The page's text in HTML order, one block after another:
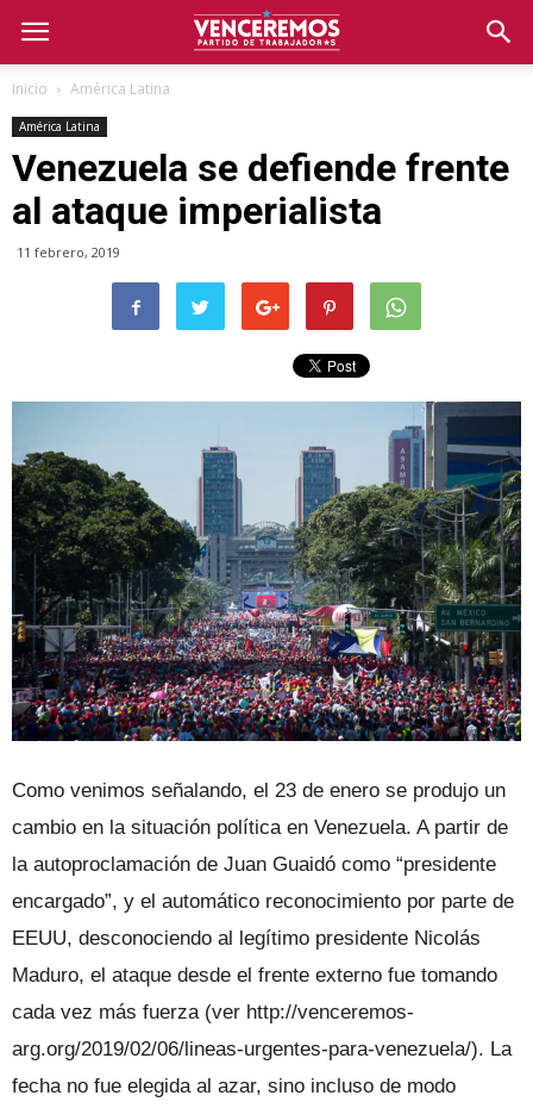
Inicio América Latina
América Latina
Venezuela se defiende frente
al ataque imperialista
11 febrero, 2019
Como venimos señalando, el 23 de enero se produjo un
cambio en la situación política en Venezuela. A partir de
la autoproclamación de Juan Guaidó como “presidente
encargado”, y el automático reconocimiento por parte de
EEUU, desconociendo al legítimo presidente Nicolás
Maduro, el ataque desde el frente externo fue tomando
cada vez más fuerza (ver http://venceremos-
arg.org/2019/02/06/lineas-urgentes-para-venezuela/). La
fecha no fue elegida al azar, sino incluso de modo